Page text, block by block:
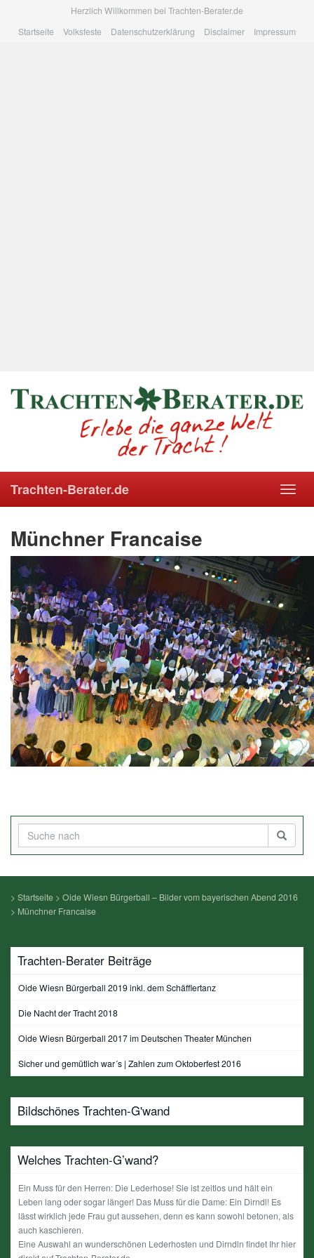
main
Herzlich Willkommen bei Trachten-Berater.de
Startseite
Volksfeste Datenschutzerklärung Disclaimer Impressum
Trachten-Berater.de
Münchner Francaise
> Startseite > Oide Wiesn Bürgerball – Bilder vom bayerischen Abend 2016
> Münchner Francaise
Trachten-Berater Beiträge
Oide Wiesn Bürgerball 2019 inkl. dem Schäfflertanz
Die Nacht der Tracht 2018
Oide Wiesn Bürgerball 2017 im Deutschen Theater München
Sicher und gemütlich war´s | Zahlen zum Oktoberfest 2016
Bildschönes Trachten-G'wand
Welches Trachten-G’wand?
Ein Muss für den Herren: Die Lederhose! Sie ist zeitlos und hält ein
Leben lang oder sogar länger! Das Muss für die Dame: Ein Dirndl! Es
lässt wirklich jede Frau gut aussehen, denn es kann sowohl betonen, als
auch kaschieren.
Eine Auswahl an wunderschönen Lederhosten und Dirndln findet Ihr hier